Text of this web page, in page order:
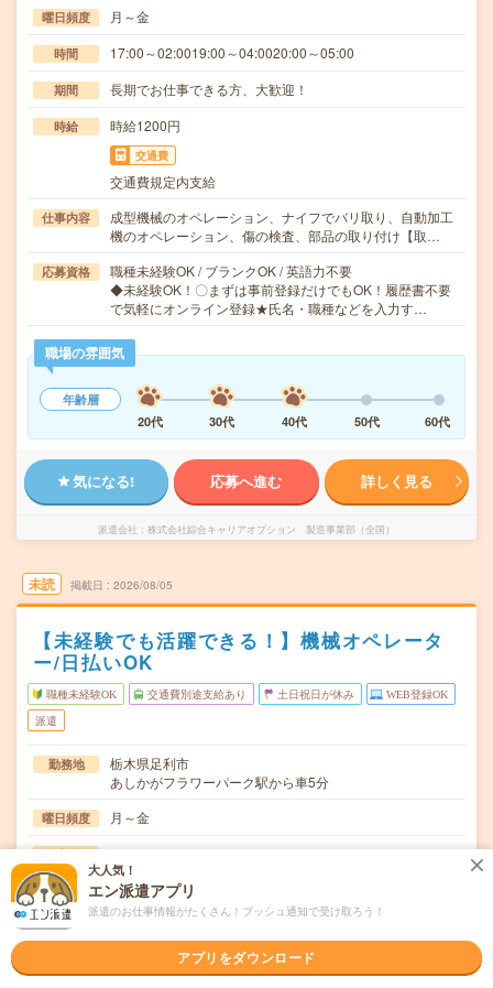
曜日頻度 月～金
時間 17:00～02:0019:00～04:0020:00～05:00
期間 長期でお仕事できる方、大歓迎！
時給 時給1200円
交通費
交通費規定内支給
仕事内容
成型機械のオペレーション、ナイフでバリ取り、自動加工
機のオペレーション、傷の検査、部品の取り付け【取…
応募資格
職種未経験OK / ブランクOK / 英語力不要
◆未経験OK！〇まずは事前登録だけでもOK！履歴書不要
で気軽にオンライン登録★氏名・職種などを入力す…
職場の雰囲気
年齢層
20代
30代 40代 50代 60代
気になる! 応募へ進む 詳しく見る
派遣会社 株式会社綜合キャリアオプション 製造事業部（全国）
未読 掲載日 2026/08/05
【未経験でも活躍できる！】機械オペレータ
ー/日払いOK
職種未経験OK 交通費別途支給あり 土日祝日が休み WEB登録OK
派遣
勤務地
栃木県足利市
あしかがフラワーパーク駅から車5分
曜日頻度 月～金
時間
期間 長期でお仕事できる方、大歓迎！
時給
交通費規定内支給
大人気！
エン派遣アプリ
派遣のお仕事情報がたくさん！プッシュ通知で受け取ろう！
アプリをダウンロード